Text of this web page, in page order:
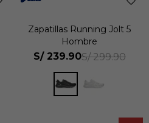
Zapatillas Running Jolt 5
Hombre
S/ 239.90S/ 299.90